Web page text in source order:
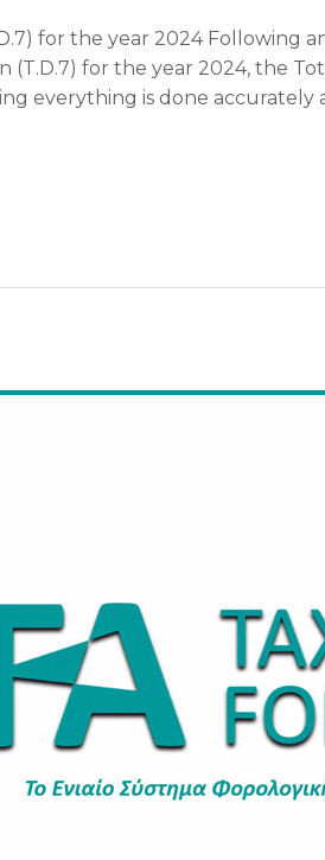
for the year 2024
(T.D.7) for the year 2024, the
everything is done accurately